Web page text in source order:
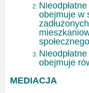
obejmuje w
obejmuje
MEDIACJA